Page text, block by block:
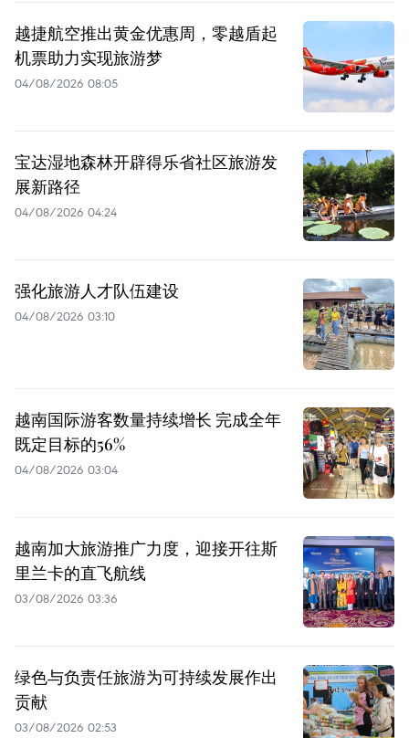
越捷航空推出黄金优惠周，零越盾起
机票助力实现旅游梦
04/08/2026 08:05
宝达湿地森林开辟得乐省社区旅游发
展新路径
04/08/2026 04:24
强化旅游人才队伍建设
04/08/2026 03:10
越南国际游客数量持续增长 完成全年
既定目标的56%
04/08/2026 03:04
越南加大旅游推广力度，迎接开往斯
里兰卡的直飞航线
03/08/2026 03:36
绿色与负责任旅游为可持续发展作出
贡献
03/08/2026 02:53